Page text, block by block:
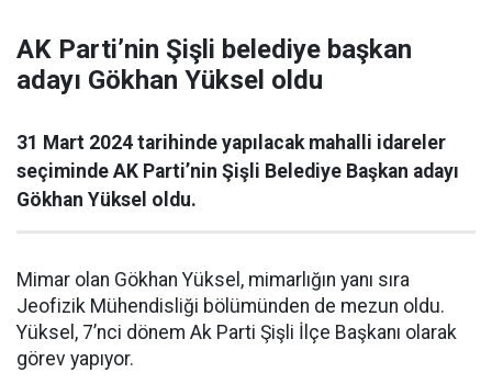
AK Parti’nin Şişli belediye başkan
adayı Gökhan Yüksel oldu
31 Mart 2024 tarihinde yapılacak mahalli idareler
seçiminde AK Parti’nin Şişli Belediye Başkan adayı
Gökhan Yüksel oldu.
Mimar olan Gökhan Yüksel, mimarlığın yanı sıra
Jeofizik Mühendisliği bölümünden de mezun oldu.
Yüksel, 7’nci dönem Ak Parti Şişli İlçe Başkanı olarak
görev yapıyor.